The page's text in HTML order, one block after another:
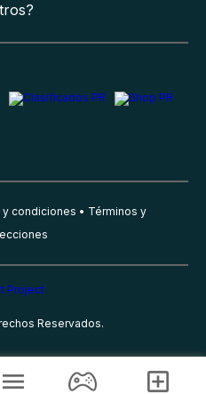
y condiciones
Términos y
Reservados.